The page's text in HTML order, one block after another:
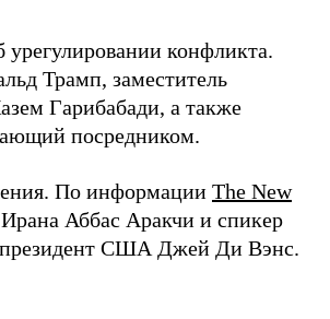
конфликта.
Трамп, заместитель
Гарибабади, а также
посредником.
По информации The New
Аббас Аракчи и спикер
президент США Джей Ди Вэнс.